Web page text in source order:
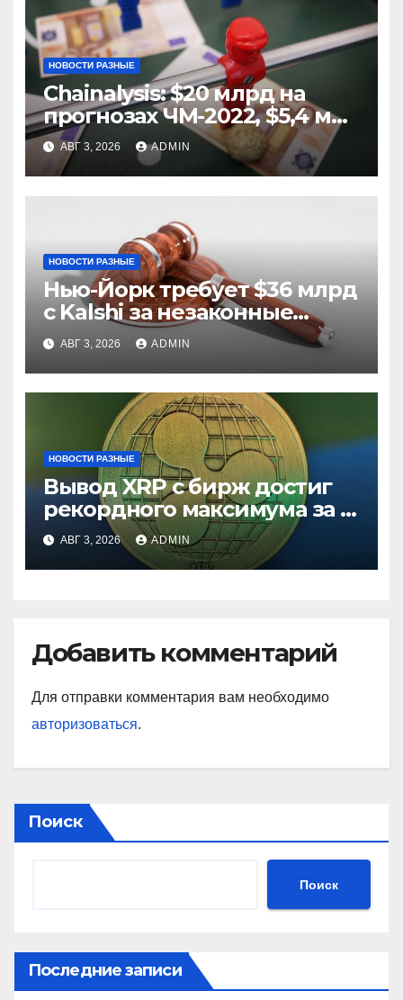
НОВОСТИ РАЗНЫЕ
Chainalysis: $20 млрд на
прогнозах ЧМ-2022, $5,4 млн
из них незаконные
АВГ 3, 2026 ADMIN
НОВОСТИ РАЗНЫЕ
Нью-Йорк требует $36 млрд
с Kalshi за незаконные
ставки
АВГ 3, 2026 ADMIN
НОВОСТИ РАЗНЫЕ
Вывод XRP с бирж достиг
рекордного максимума за 5
летАВГ 3, 2026 ADMIN
Добавить комментарий
Для отправки комментария вам необходимо
авторизоваться.
Поиск
Поиск
Последние записи